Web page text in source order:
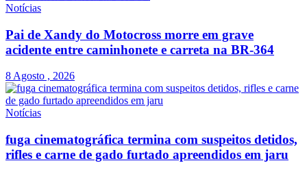
Notícias
Pai de Xandy do Motocross morre em grave
acidente entre caminhonete e carreta na BR-364
8 Agosto , 2026
Notícias
fuga cinematográfica termina com suspeitos detidos,
rifles e carne de gado furtado apreendidos em jaru